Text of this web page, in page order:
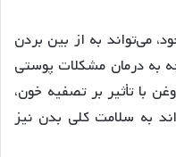
می‌تواند به از بین بردن
به درمان مشکلات پوستی
با تأثیر بر تصفیه خون،
به سلامت کلی بدن نیز